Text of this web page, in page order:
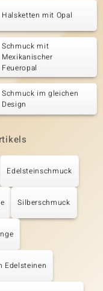
Halsketten mit Opal
Schmuck mit
Mexikanischer
Feueropal
Schmuck im gleichen
Design
Edelsteinschmuck
Silberschmuck
Edelsteinen